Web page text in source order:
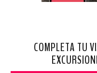
COMPLETA TU